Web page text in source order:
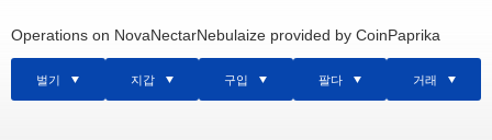
Operations on NovaNectarNebulaize provided by CoinPaprika
벌기 지갑 구입 팔다 거래